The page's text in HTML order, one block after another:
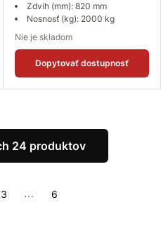
Zdvih (mm): 820 mm
Nosnosť (kg): 2000 kg
Nie je skladom
Dopytovať dostupnosť
24 produktov
3 ⋯ 6